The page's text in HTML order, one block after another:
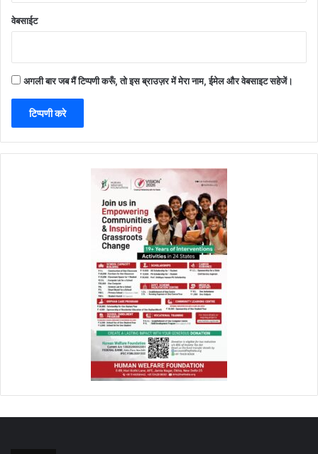
वेबसाईट
अगली बार जब मैं टिप्पणी करूँ, तो इस ब्राउज़र में मेरा नाम, ईमेल और वेबसाइट सहेजें।